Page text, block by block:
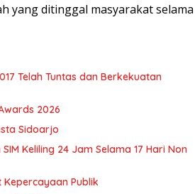
yang ditinggal masyarakat selama
Telah Tuntas dan Berkekuatan
2026
Sidoarjo
Keliling 24 Jam Selama 17 Hari Non
Kepercayaan Publik